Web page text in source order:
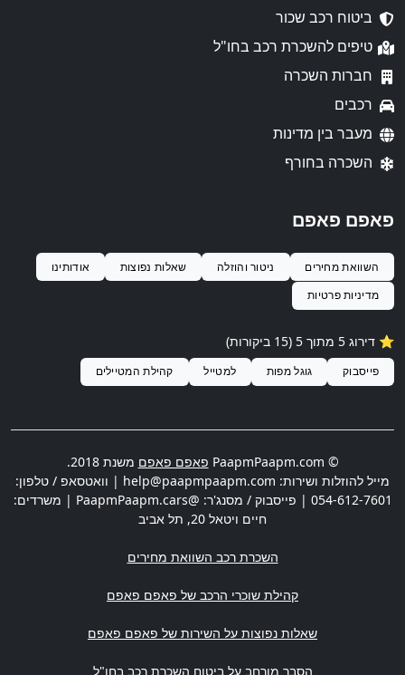
ביטוח רכב שכור
טיפים להשכרת רכב בחו"ל
חברות השכרה
רכבים
מעבר בין מדינות
השכרה בחורף
פאפם פאפם
השוואת מחירים ניטור והוזלה שאלות נפוצות
אודותינו
מדיניות פרטיות
⭐️ דירוג 5 מתוך 5 ( 15 ביקורות)
פייסבוק גוגל מפות למטייל קהילת המטיילים
© PaapmPaapm.com פאפם פאפם משנת 2018.
מייל להוזלות ושירות: help@paapmpaapm.com | וואטסאפ / טלפון:
054-612-7601 | פייסבוק / מסנג'ר: @PaapmPaapm.cars | משרדים:
חיים ויטאל 20
, תל אביב
השכרת רכב השוואת מחירים
קהילת שוכרי הרכב של פאפם פאפם
שאלות נפוצות על השירות של פאפם פאפם
הסבר מורחב על ביטוח השכרת רכב בחו"ל